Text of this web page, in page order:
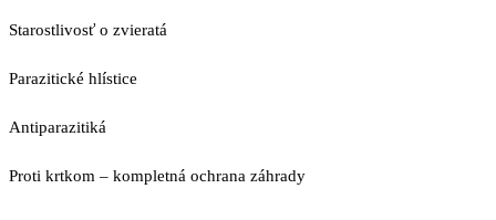
Starostlivosť o zvieratá
Parazitické hlístice
Antiparazitiká
Proti krtkom – kompletná ochrana záhrady